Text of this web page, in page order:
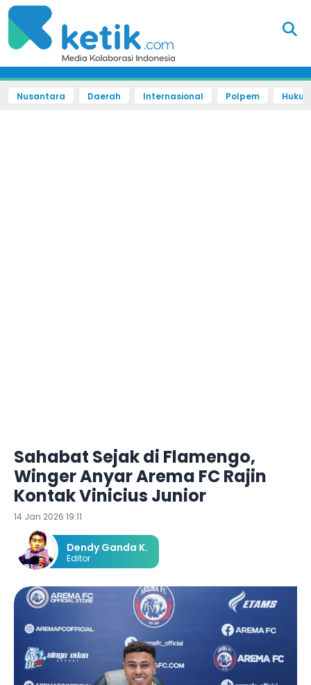
Nusantara Daerah Internasional Polpem
Sahabat Sejak di Flamengo,
Winger Anyar Arema FC Rajin
Kontak Vinicius Junior
14 Jan 2026 19:11
Dendy Ganda K.
Editor